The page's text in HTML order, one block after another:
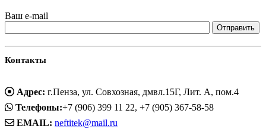
Ваш e-mail
Контакты
Адрес: г.Пенза, ул. Совхозная, дмвл.15Г, Лит. А, пом.4
Телефоны:+7 (906) 399 11 22, +7 (905) 367-58-58
EMAIL: neftitek@mail.ru